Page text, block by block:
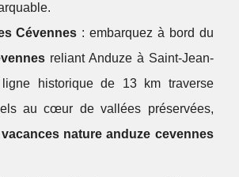
Cévennes : embarquez à bord du
reliant Anduze à Saint-Jean-
historique de 13 km traverse
au cœur de vallées préservées,
vacances nature anduze cevennes